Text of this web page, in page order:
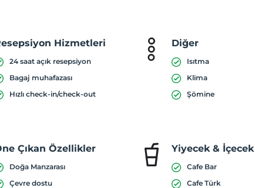
Hizmetleri
24 saat açık resepsiyon
Bagaj muhafazası
Hızlı check-in/check-out
Diğer
Isıtma
Klima
Şömine
Çıkan Özellikler
Doğa Manzarası
Çevre dostu
Yiyecek & İçecek
Cafe Bar
Cafe Türk